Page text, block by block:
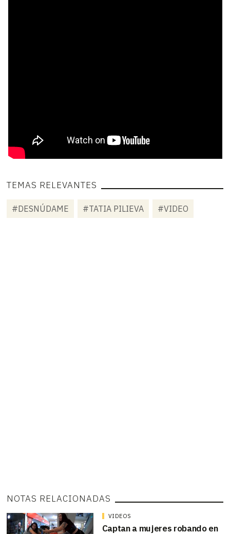
TEMAS RELEVANTES
#DESNÚDAME #TATIA PILIEVA #VIDEO
NOTAS RELACIONADAS
VIDEOS
Captan a mujeres robando en